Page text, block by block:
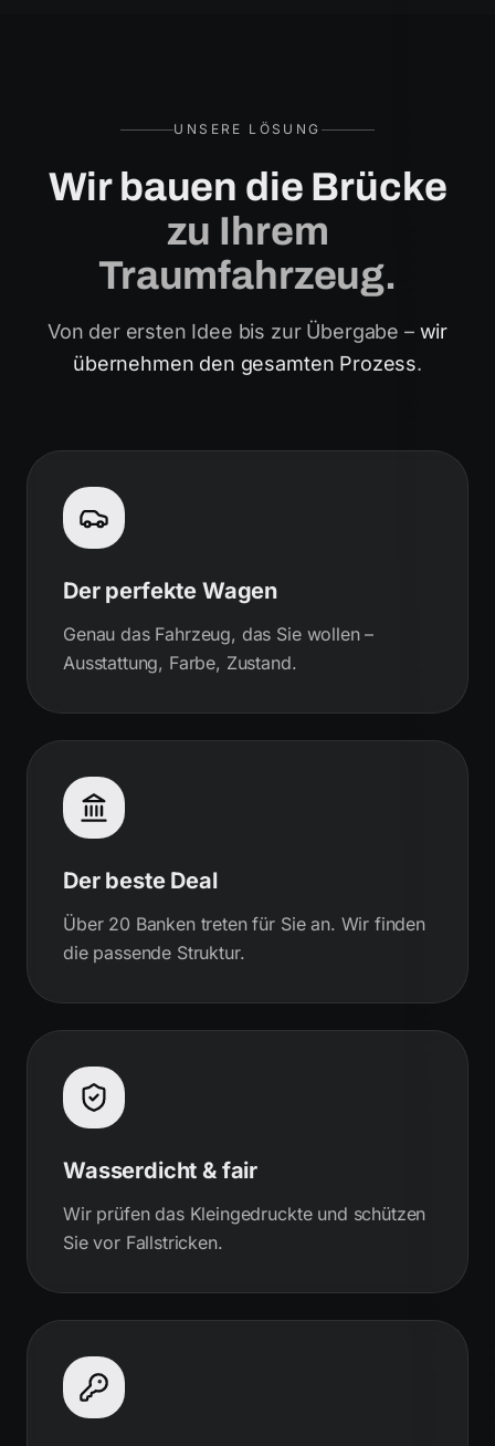
UNSERE LÖSUNG
Wir bauen die Brücke
zu Ihrem
Traumfahrzeug.
Von der ersten Idee bis zur Übergabe – wir
übernehmen den gesamten Prozess.
Der perfekte Wagen
Genau das Fahrzeug, das Sie wollen –
Ausstattung, Farbe, Zustand.
Der beste Deal
Über 20 Banken treten für Sie an. Wir finden
die passende Struktur.
Wasserdicht & fair
Wir prüfen das Kleingedruckte und schützen
Sie vor Fallstricken.